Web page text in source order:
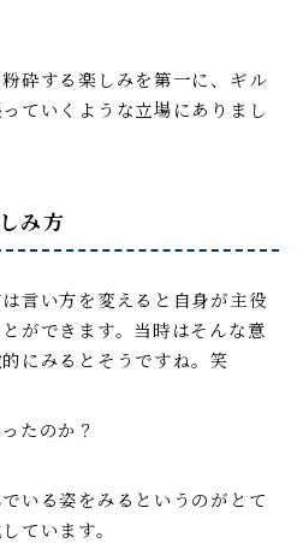
砕する楽しみを第一に、ギル
ていくような立場にありまし
み方
言い方を変えると自身が主役
ができます。当時はそんな意
にみるとそうですね。笑
たのか？
いる姿をみるというのがとて
ています。